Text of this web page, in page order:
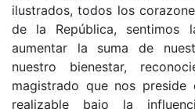
ilustrados, todos los
de la República, sentimos
aumentar la suma de
nuestro bienestar,
magistrado que nos
realizable bajo la